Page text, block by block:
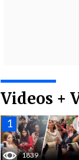
Videos +
1839